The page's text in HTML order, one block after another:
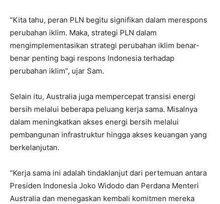
“Kita tahu, peran PLN begitu signifikan dalam merespons
perubahan iklim. Maka, strategi PLN dalam
mengimplementasikan strategi perubahan iklim benar-
benar penting bagi respons Indonesia terhadap
perubahan iklim”, ujar Sam.
Selain itu, Australia juga mempercepat transisi energi
bersih melalui beberapa peluang kerja sama. Misalnya
dalam meningkatkan akses energi bersih melalui
pembangunan infrastruktur hingga akses keuangan yang
berkelanjutan.
“Kerja sama ini adalah tindaklanjut dari pertemuan antara
Presiden Indonesia Joko Widodo dan Perdana Menteri
Australia dan menegaskan kembali komitmen mereka